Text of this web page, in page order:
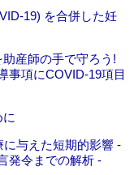
19) を合併した妊
産師の手で守ろう!
事項にCOVID-19項目
与えた短期的影響 -
発令までの解析 -